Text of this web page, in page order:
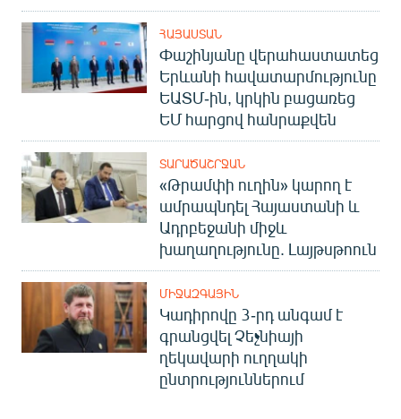
ՀԱՅԱՍՏԱՆ
Փաշինյանը վերահաստատեց
Երևանի հավատարմությունը
ԵԱՏՄ-ին, կրկին բացառեց
ԵՄ հարցով հանրաքվեն
ՏԱՐԱԾԱՇՐՋԱՆ
«Թրամփի ուղին» կարող է
ամրապնդել Հայաստանի և
Ադրբեջանի միջև
խաղաղությունը. Լայթսթոուն
ՄԻՋԱԶԳԱՅԻՆ
Կադիրովը 3-րդ անգամ է
գրանցվել Չեչնիայի
ղեկավարի ուղղակի
ընտրություններում